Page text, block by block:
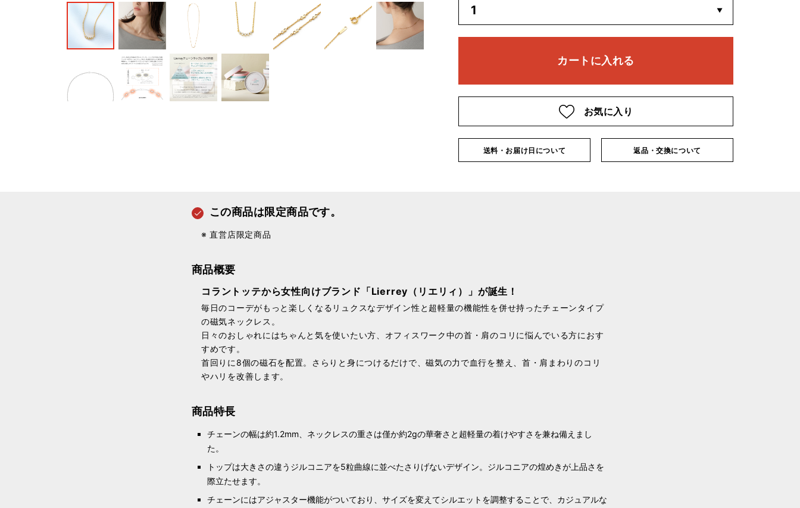
お気に入り
送料・お届け日について 返品・交換について
この商品は限定商品です。
※ 直営店限定商品
商品概要
コラントッテから女性向けブランド「Lierrey（リエリィ）」が誕生！
毎日のコーデがもっと楽しくなるリュクスなデザイン性と超軽量の機能性を併せ持ったチェーンタイプ
の磁気ネックレス。
日々のおしゃれにはちゃんと気を使いたい方、オフィスワーク中の首・肩のコリに悩んでいる方におす
すめです。
首回りに8個の磁石を配置。さらりと身につけるだけで、磁気の力で血行を整え、首・肩まわりのコリ
やハリを改善します。
商品特長
チェーンの幅は約1.2mm、ネックレスの重さは僅か約2gの華奢さと超軽量の着けやすさを兼ね備えまし
た。
トップは大きさの違うジルコニアを5粒曲線に並べたさりげないデザイン。ジルコニアの煌めきが上品さを
際立たせます。
チェーンにはアジャスター機能がついており、サイズを変えてシルエットを調整することで、カジュアルな